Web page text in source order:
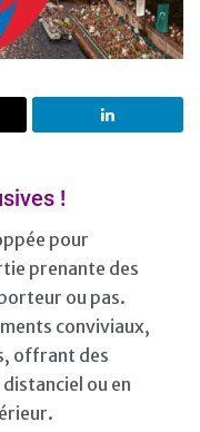
!
pour
prenante des
ou pas.
conviviaux,
offrant des
ou en